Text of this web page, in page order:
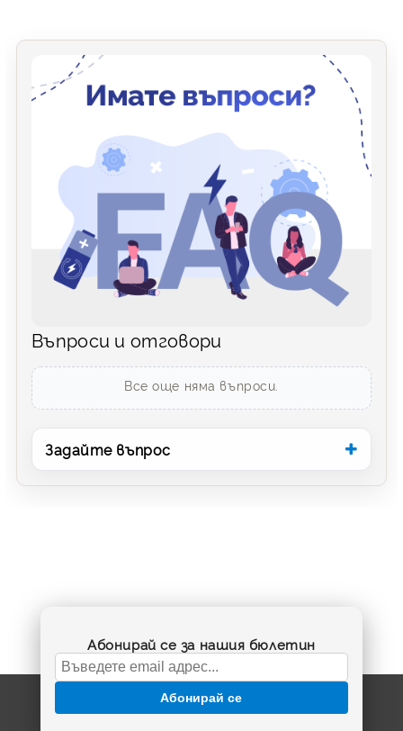
Въпроси и отговори
Все още няма въпроси.
Задайте въпрос
Абонирай се за нашия бюлетин
Абонирай се